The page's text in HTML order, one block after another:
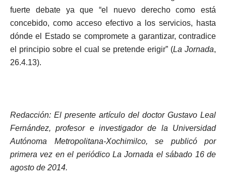
fuerte debate ya que “el nuevo derecho como está
concebido, como acceso efectivo a los servicios, hasta
dónde el Estado se compromete a garantizar, contradice
el principio sobre el cual se pretende erigir” (La Jornada,
26.4.13).
Redacción: El presente artículo del doctor Gustavo Leal
Fernández, profesor e investigador de la Universidad
Autónoma Metropolitana-Xochimilco, se publicó por
primera vez en el periódico La Jornada el sábado 16 de
agosto de 2014.